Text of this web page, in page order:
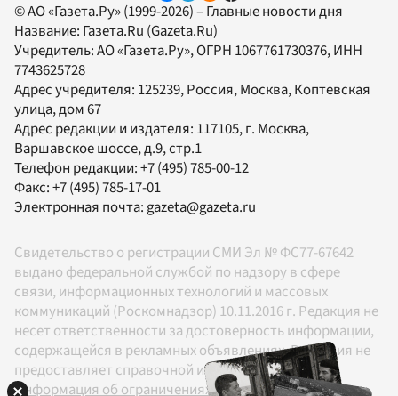
© АО «Газета.Ру» (1999-2026) – Главные новости дня
Название: Газета.Ru (Gazeta.Ru)
Учредитель:АО «Газета.Ру», ОГРН 1067761730376, ИНН
7743625728
Адрес учредителя: 125239, Россия, Москва, Коптевская
улица, дом 67
Адрес редакции и издателя: 117105, г. Москва,
Варшавское шоссе, д.9, стр.1
Телефон редакции:+7 (495) 785-00-12
Факс:+7 (495) 785-17-01
Электронная почта:gazeta@gazeta.ru
Свидетельство о регистрации СМИ Эл № ФС77-67642
выдано федеральной службой по надзору в сфере
связи, информационных технологий и массовых
коммуникаций (Роскомнадзор) 10.11.2016 г. Редакция не
несет ответственности за достоверность информации,
содержащейся в рекламных объявлениях. Редакция не
предоставляет справочной информации.
Информация об ограничениях